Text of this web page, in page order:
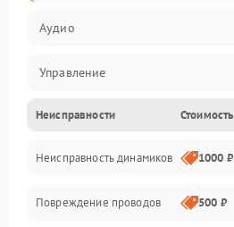
Аудио
Управление
Электропитание
Связь
Механические повреждения
Неисправности Стоимость
Неисправность динамиков 1000 ₽
Повреждение проводов 500 ₽